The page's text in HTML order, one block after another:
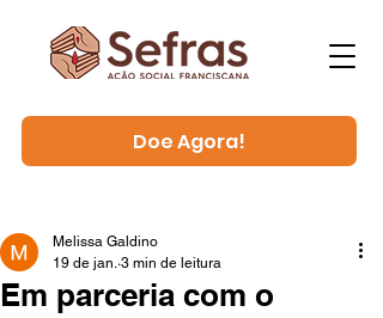
Doe Agora!
Em parceria com o
Melissa Galdino
19 de jan. 3 min de leitura